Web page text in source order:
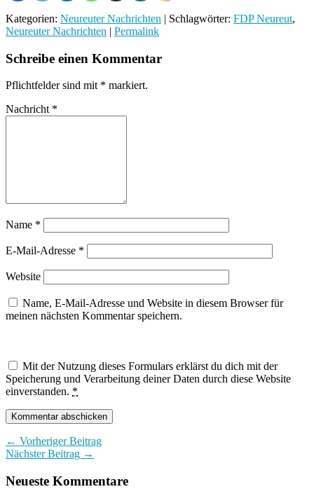
Kategorien: Neureuter Nachrichten | Schlagwörter: FDP Neureut,
Neureuter Nachrichten | Permalink
Schreibe einen Kommentar
Pflichtfelder sind mit * markiert.
Nachricht *
Name *
E-Mail-Adresse *
Website
Name, E-Mail-Adresse und Website in diesem Browser für
meinen nächsten Kommentar speichern.
Mit der Nutzung dieses Formulars erklärst du dich mit der
Speicherung und Verarbeitung deiner Daten durch diese Website
einverstanden. *
← Vorheriger Beitrag
Nächster Beitrag →
Neueste Kommentare